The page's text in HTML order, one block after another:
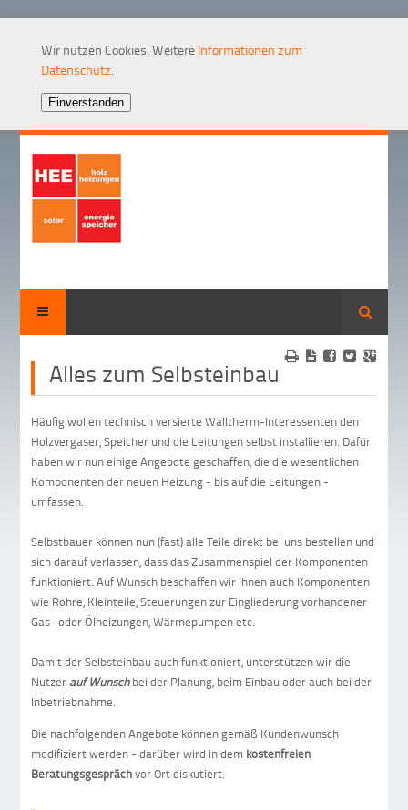
Wir nutzen Cookies. Weitere Informationen zum
Datenschutz.
Suche
Alles zum Selbsteinbau
Häufig wollen technisch versierte Walltherm-Interessenten den
Holzvergaser, Speicher und die Leitungen selbst installieren. Dafür
haben wir nun einige Angebote geschaffen, die die wesentlichen
Komponenten der neuen Heizung - bis auf die Leitungen -
umfassen.
Selbstbauer können nun (fast) alle Teile direkt bei uns bestellen und
sich darauf verlassen, dass das Zusammenspiel der Komponenten
funktioniert. Auf Wunsch beschaffen wir Ihnen auch Komponenten
wie Rohre, Kleinteile, Steuerungen zur Eingliederung vorhandener
Gas- oder Ölheizungen, Wärmepumpen etc.
Damit der Selbsteinbau auch funktioniert, unterstützen wir die
Nutzer auf Wunschbei der Planung, beim Einbau oder auch bei der
Inbetriebnahme.
Die nachfolgenden Angebote können gemäß Kundenwunsch
modifiziert werden - darüber wird in dem kostenfreien
Beratungsgesprächvor Ort diskutiert.